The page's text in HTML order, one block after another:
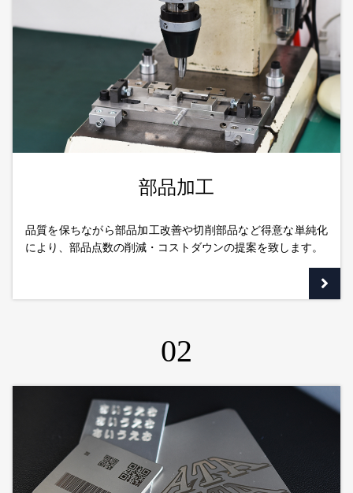
部品加工
品質を保ちながら部品加工改善や切削部品など得意な単純化
により、部品点数の削減・コストダウンの提案を致します。
02